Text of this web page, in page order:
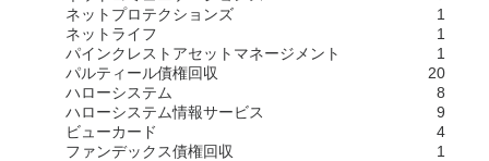
ネットプロテクションズ
1
ネットライフ
1
パインクレストアセットマネージメント
1
パルティール債権回収
20
ハローシステム
8
ハローシステム情報サービス
9
ビューカード
4
ファンデックス債権回収
1